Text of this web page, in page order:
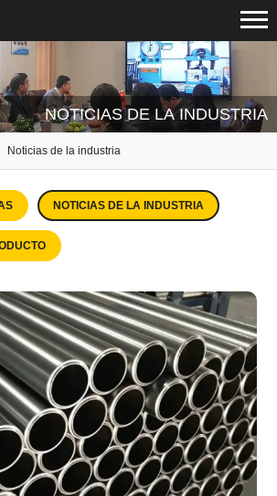
NOTICIAS DE LA INDUSTRIA
Noticias de la industria
NOTICIAS DE LA INDUSTRIA